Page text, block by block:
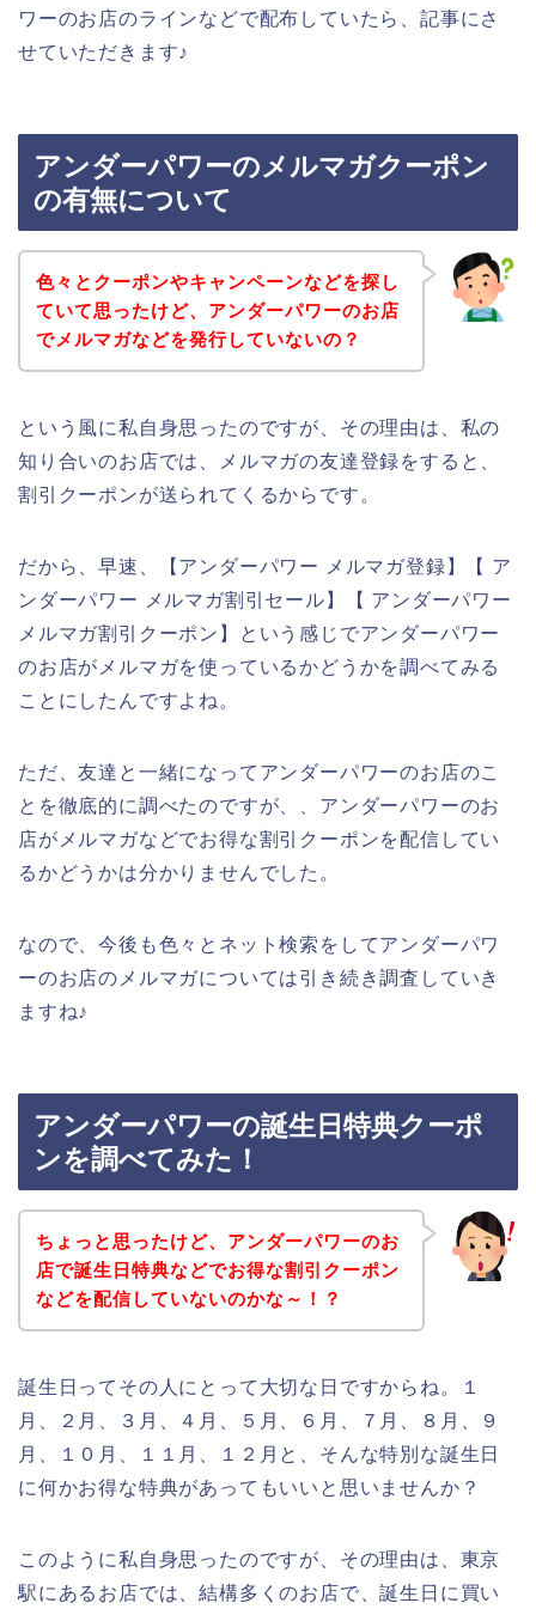
ワーのお店のラインなどで配布していたら、記事にさ
せていただきます♪
アンダーパワーのメルマガクーポン
の有無について
色々とクーポンやキャンペーンなどを探し
ていて思ったけど、アンダーパワーのお店
でメルマガなどを発行していないの？
という風に私自身思ったのですが、その理由は、私の
知り合いのお店では、メルマガの友達登録をすると、
割引クーポンが送られてくるからです。
だから、早速、【アンダーパワー メルマガ登録】【 ア
ンダーパワー メルマガ割引セール】【 アンダーパワー
メルマガ割引クーポン】という感じでアンダーパワー
のお店がメルマガを使っているかどうかを調べてみる
ことにしたんですよね。
ただ、友達と一緒になってアンダーパワーのお店のこ
とを徹底的に調べたのですが、、アンダーパワーのお
店がメルマガなどでお得な割引クーポンを配信してい
るかどうかは分かりませんでした。
なので、今後も色々とネット検索をしてアンダーパワ
ーのお店のメルマガについては引き続き調査していき
ますね♪
アンダーパワーの誕生日特典クーポ
ンを調べてみた！
ちょっと思ったけど、アンダーパワーのお
店で誕生日特典などでお得な割引クーポン
などを配信していないのかな～！？
誕生日ってその人にとって大切な日ですからね。１
月、２月、３月、４月、５月、６月、７月、８月、９
月、１０月、１１月、１２月と、そんな特別な誕生日
に何かお得な特典があってもいいと思いませんか？
このように私自身思ったのですが、その理由は、東京
駅にあるお店では、結構多くのお店で、誕生日に買い